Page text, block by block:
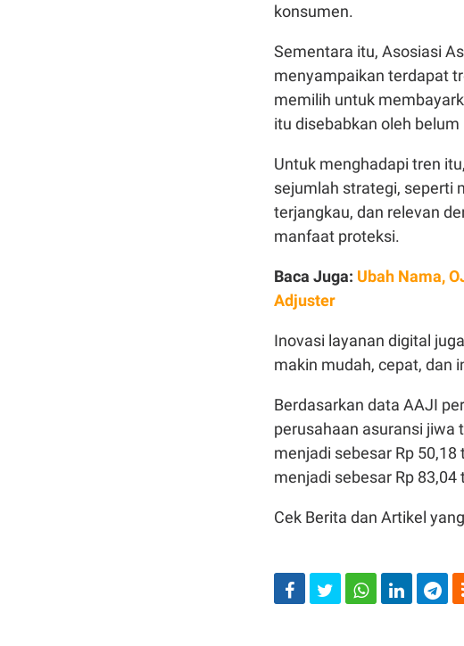
konsumen.
Sementara itu, Asosiasi
menyampaikan terdapat
memilih untuk
itu disebabkan oleh
Untuk menghadapi tren
sejumlah strategi, seperti
terjangkau, dan relevan
manfaat proteksi.
Baca Juga: Ubah Nama,
Adjuster
Inovasi layanan digital
makin mudah, cepat, dan
Berdasarkan data AAJI
perusahaan asuransi jiwa
menjadi sebesar Rp
menjadi sebesar Rp 83,04
Cek Berita dan Artikel